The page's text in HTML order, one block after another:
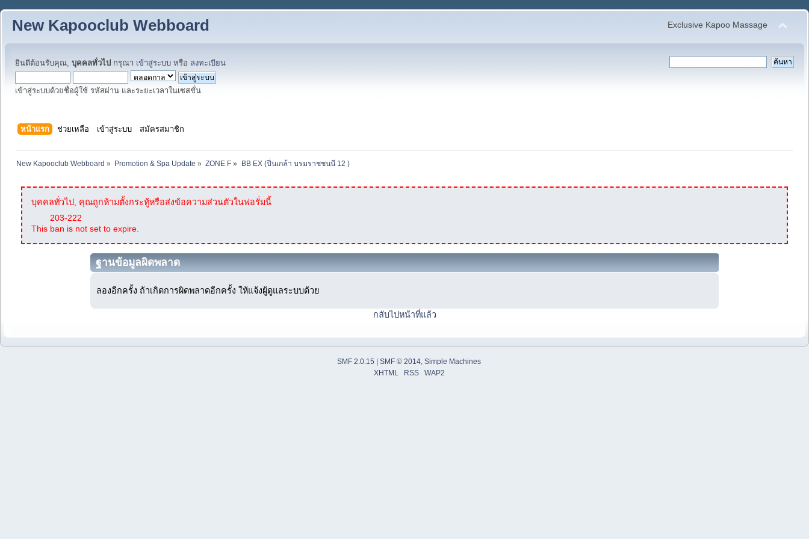
New Kapooclub Webboard Exclusive Kapoo Massage
ยินดีต้อนรับคุณ, บุคคลทั่วไป กรุณา เข้าสู่ระบบ หรือ ลงทะเบียน
เข้าสู่ระบบด้วยชื่อผู้ใช้ รหัสผ่าน และระยะเวลาในเซสชั่น
หน้าแรก ช่วยเหลือ เข้าสู่ระบบ สมัครสมาชิก
New Kapooclub Webboard » Promotion & Spa Update » ZONE F » BB EX (ปิ่นเกล้า บรมราชชนนี 12 )
บุคคลทั่วไป, คุณถูกห้ามตั้งกระทู้หรือส่งข้อความส่วนตัวในฟอรั่มนี้
203-222
This ban is not set to expire.
ฐานข้อมูลผิดพลาด
ลองอีกครั้ง ถ้าเกิดการผิดพลาดอีกครั้ง ให้แจ้งผู้ดูแลระบบด้วย
กลับไปหน้าที่แล้ว
SMF 2.0.15 SMF © 2014 Simple Machines
XHTML
RSS WAP2